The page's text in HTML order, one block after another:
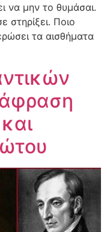
να μην το θυμάσαι.
στηρίξει. Ποιο
τα αισθήματα